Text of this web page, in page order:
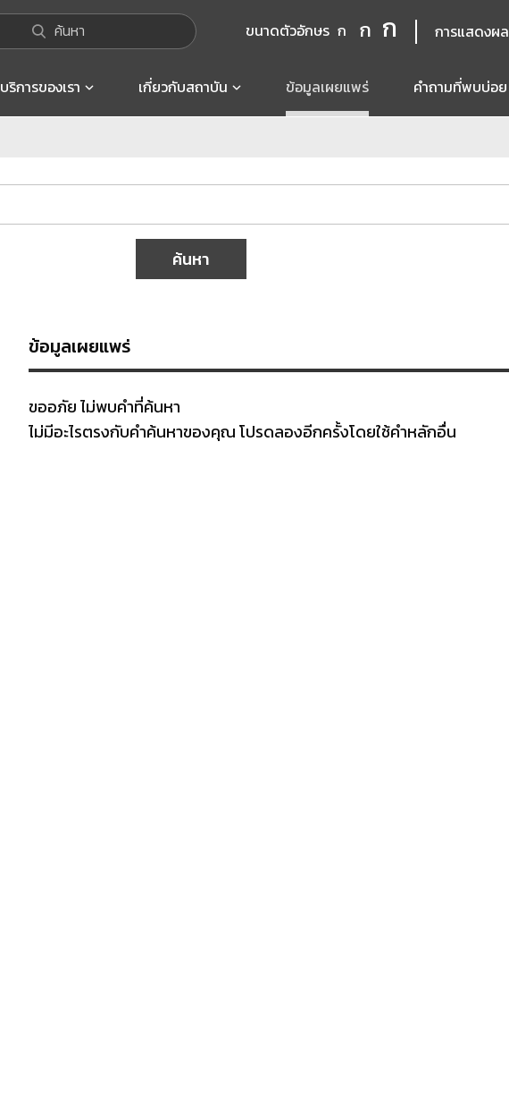
ค้นหา ขนาดตัวอักษร ก ก ก การแสดงผล
บริการของเรา เกี่ยวกับสถาบัน ข้อมูลเผยแพร่ คำถามที่พบบ่อย
ค้นหา
ข้อมูลเผยแพร่
ขออภัย ไม่พบคำที่ค้นหา
ไม่มีอะไรตรงกับคำค้นหาของคุณ โปรดลองอีกครั้งโดยใช้คำหลักอื่น